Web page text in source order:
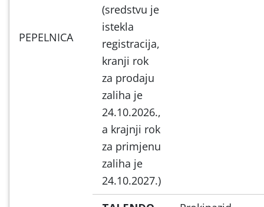
PEPELNICA
(sredstvu je
istekla
registracija,
kranji rok
za prodaju
zaliha je
24.10.2026.,
a krajnji rok
za primjenu
zaliha je
24.10.2027.)